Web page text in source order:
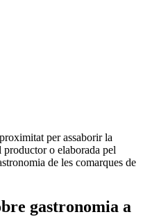
per assaborir la
o elaborada pel
de les comarques de
gastronomia a